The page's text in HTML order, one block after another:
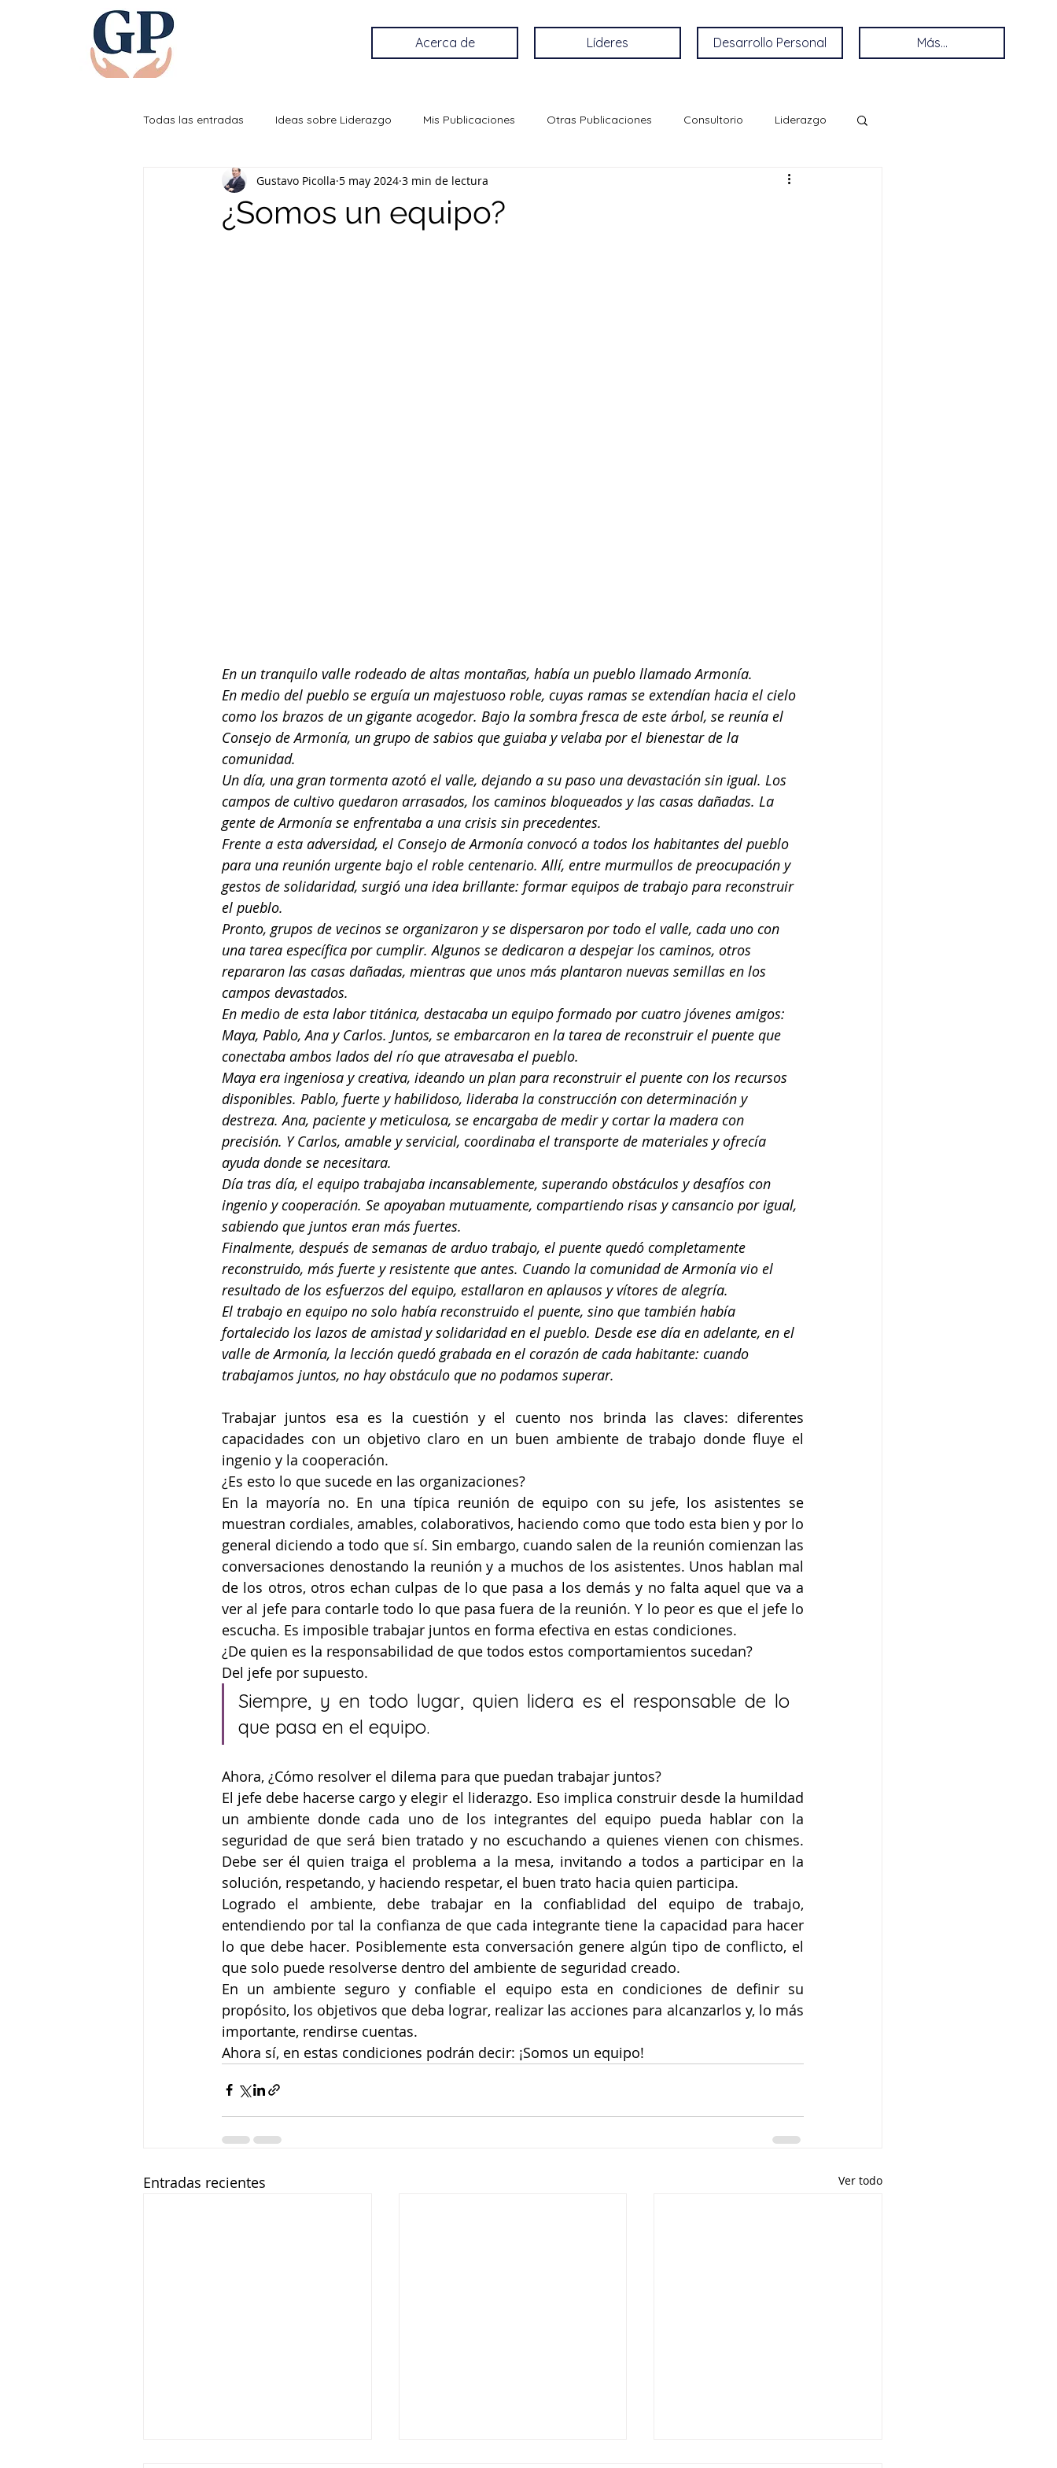
Acerca de Líderes Desarrollo Personal Más...
Todas las entradas Ideas sobre Liderazgo Mis Publicaciones Otras Publicaciones Consultorio Liderazgo
Efectividad Personal
¿Somos un equipo?
Gustavo Picolla 5 may 2024 3 min de lectura
En un tranquilo valle rodeado de altas montañas, había un pueblo llamado Armonía.
En medio del pueblo se erguía un majestuoso roble, cuyas ramas se extendían hacia el cielo
como los brazos de un gigante acogedor. Bajo la sombra fresca de este árbol, se reunía el
Consejo de Armonía, un grupo de sabios que guiaba y velaba por el bienestar de la
comunidad.
Un día, una gran tormenta azotó el valle, dejando a su paso una devastación sin igual. Los
campos de cultivo quedaron arrasados, los caminos bloqueados y las casas dañadas. La
gente de Armonía se enfrentaba a una crisis sin precedentes.
Frente a esta adversidad, el Consejo de Armonía convocó a todos los habitantes del pueblo
para una reunión urgente bajo el roble centenario. Allí, entre murmullos de preocupación y
gestos de solidaridad, surgió una idea brillante: formar equipos de trabajo para reconstruir
el pueblo.
Pronto, grupos de vecinos se organizaron y se dispersaron por todo el valle, cada uno con
una tarea específica por cumplir. Algunos se dedicaron a despejar los caminos, otros
repararon las casas dañadas, mientras que unos más plantaron nuevas semillas en los
campos devastados.
En medio de esta labor titánica, destacaba un equipo formado por cuatro jóvenes amigos:
Maya, Pablo, Ana y Carlos. Juntos, se embarcaron en la tarea de reconstruir el puente que
conectaba ambos lados del río que atravesaba el pueblo.
Maya era ingeniosa y creativa, ideando un plan para reconstruir el puente con los recursos
disponibles. Pablo, fuerte y habilidoso, lideraba la construcción con determinación y
destreza. Ana, paciente y meticulosa, se encargaba de medir y cortar la madera con
precisión. Y Carlos, amable y servicial, coordinaba el transporte de materiales y ofrecía
ayuda donde se necesitara.
Día tras día, el equipo trabajaba incansablemente, superando obstáculos y desafíos con
ingenio y cooperación. Se apoyaban mutuamente, compartiendo risas y cansancio por igual,
sabiendo que juntos eran más fuertes.
Finalmente, después de semanas de arduo trabajo, el puente quedó completamente
reconstruido, más fuerte y resistente que antes. Cuando la comunidad de Armonía vio el
resultado de los esfuerzos del equipo, estallaron en aplausos y vítores de alegría.
El trabajo en equipo no solo había reconstruido el puente, sino que también había
fortalecido los lazos de amistad y solidaridad en el pueblo. Desde ese día en adelante, en el
valle de Armonía, la lección quedó grabada en el corazón de cada habitante: cuando
trabajamos juntos, no hay obstáculo que no podamos superar.
Trabajar juntos esa es la cuestión y el cuento nos brinda las claves: diferentes
capacidades con un objetivo claro en un buen ambiente de trabajo donde fluye el
ingenio y la cooperación.
¿Es esto lo que sucede en las organizaciones?
En la mayoría no. En una típica reunión de equipo con su jefe, los asistentes se
muestran cordiales, amables, colaborativos, haciendo como que todo esta bien y por lo
general diciendo a todo que sí. Sin embargo, cuando salen de la reunión comienzan las
conversaciones denostando la reunión y a muchos de los asistentes. Unos hablan mal
de los otros, otros echan culpas de lo que pasa a los demás y no falta aquel que va a
ver al jefe para contarle todo lo que pasa fuera de la reunión. Y lo peor es que el jefe lo
escucha. Es imposible trabajar juntos en forma efectiva en estas condiciones.
¿De quien es la responsabilidad de que todos estos comportamientos sucedan?
Del jefe por supuesto.
Siempre, y en todo lugar, quien lidera es el responsable de lo
que pasa en el equipo.
Ahora, ¿Cómo resolver el dilema para que puedan trabajar juntos?
El jefe debe hacerse cargo y elegir el liderazgo. Eso implica construir desde la humildad
un ambiente donde cada uno de los integrantes del equipo pueda hablar con la
seguridad de que será bien tratado y no escuchando a quienes vienen con chismes.
Debe ser él quien traiga el problema a la mesa, invitando a todos a participar en la
solución, respetando, y haciendo respetar, el buen trato hacia quien participa.
Logrado el ambiente, debe trabajar en la confiablidad del equipo de trabajo,
entendiendo por tal la confianza de que cada integrante tiene la capacidad para hacer
lo que debe hacer. Posiblemente esta conversación genere algún tipo de conflicto, el
que solo puede resolverse dentro del ambiente de seguridad creado.
En un ambiente seguro y confiable el equipo esta en condiciones de definir su
propósito, los objetivos que deba lograr, realizar las acciones para alcanzarlos y, lo más
importante, rendirse cuentas.
Ahora sí, en estas condiciones podrán decir: ¡Somos un equipo!
Entradas recientes Ver todo